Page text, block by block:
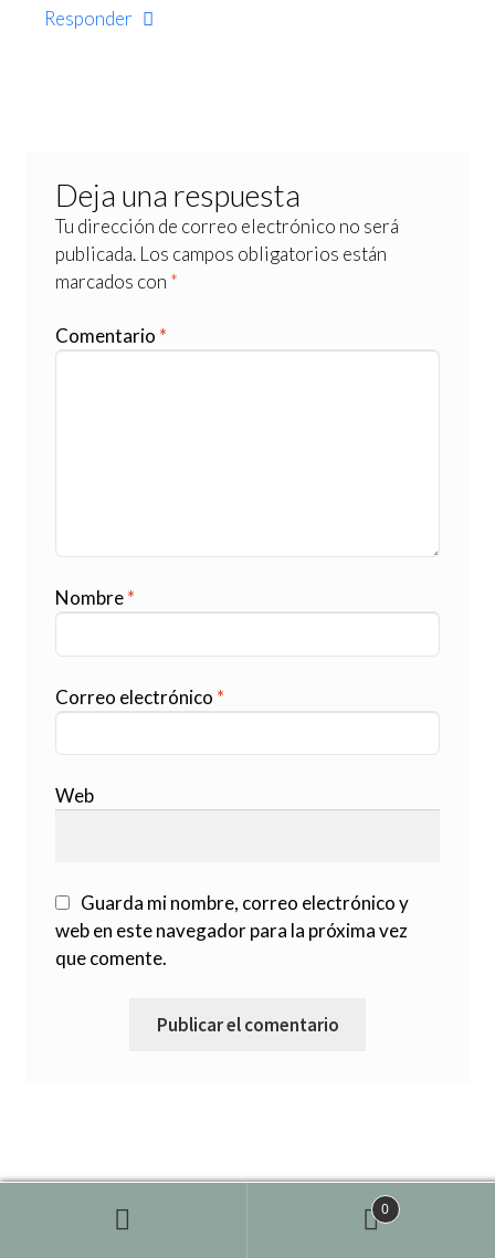
Responder
Deja una respuesta
Tu dirección de correo electrónico no será
publicada. Los campos obligatorios están
marcados con *
Comentario *
Nombre*
Correo electrónico *
Web
Guarda mi nombre, correo electrónico y
web en este navegador para la próxima vez
que comente.
0